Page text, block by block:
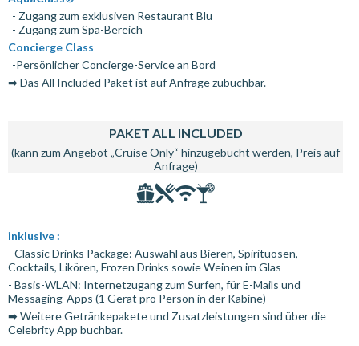
- Zugang zum exklusiven Restaurant Blu
- Zugang zum Spa-Bereich
Concierge Class
-Persönlicher Concierge-Service an Bord
➡ Das All Included Paket ist auf Anfrage zubuchbar.
PAKET ALL INCLUDED
(kann zum Angebot „Cruise Only“ hinzugebucht werden, Preis auf
Anfrage)
inklusive :
- Classic Drinks Package: Auswahl aus Bieren, Spirituosen,
Cocktails, Likören, Frozen Drinks sowie Weinen im Glas
- Basis-WLAN: Internetzugang zum Surfen, für E-Mails und
Messaging-Apps (1 Gerät pro Person in der Kabine)
➡ Weitere Getränkepakete und Zusatzleistungen sind über die
Celebrity App buchbar.